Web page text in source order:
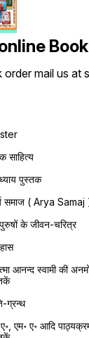
mail us at
साहित्य
पुस्तक
समाज ( Arya Samaj
के जीवन-चरित्र
आनन्द स्वामी की
ग्रन्थ
ए॰, एम॰ ए॰ आदि